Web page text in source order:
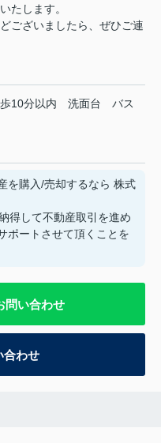
たします。
ございましたら、ぜひご連
10分以内 洗面台
バス
を購入/売却するなら 株式
得して不動産取引を進め
ポートさせて頂くことを
問い合わせ
合わせ